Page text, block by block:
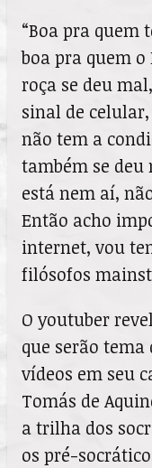
“Boa pra quem
boa pra quem
roça se deu
sinal de
não tem a
também se
está nem aí,
Então acho
internet, vou
filósofos
O youtuber
que serão
vídeos em seu
Tomás de
a trilha dos
os pré-